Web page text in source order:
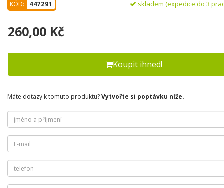
KÓD: 447291 skladem (expedice do 3
260,00 Kč
Koupit ihned!
Máte dotazy k tomuto produktu?Vytvořte si poptávku níže.